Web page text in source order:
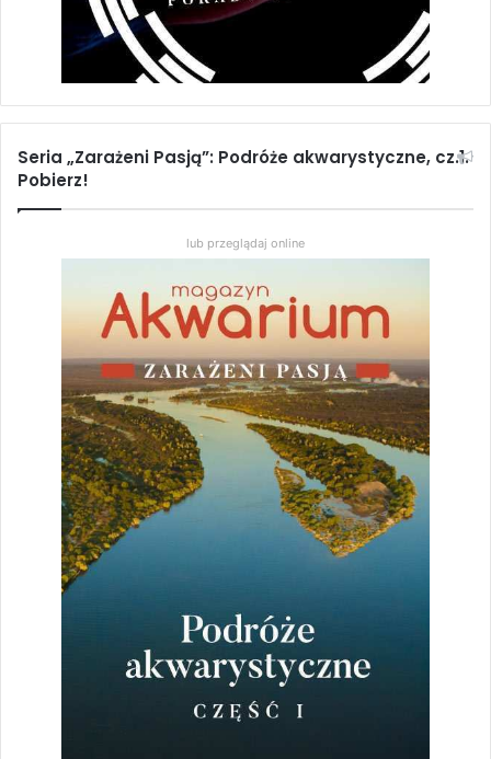
Brachyrhapsis roseni
2,70
Dodaj do koszyka
Bazalcik kostarykański (Hypsophrys nematopus)
zł
Dodaj do koszyka
Pielęgnica cytrynowa (Amphilophus citrinellus)
2,16
Seria „Zarażeni Pasją”: Podróże akwarystyczne, cz.1.
Pobierz!
lub przeglądaj online